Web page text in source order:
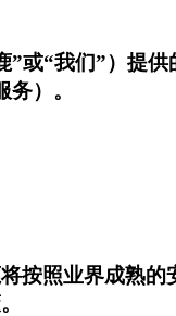
或“我们”）提
）。
按照业界成熟